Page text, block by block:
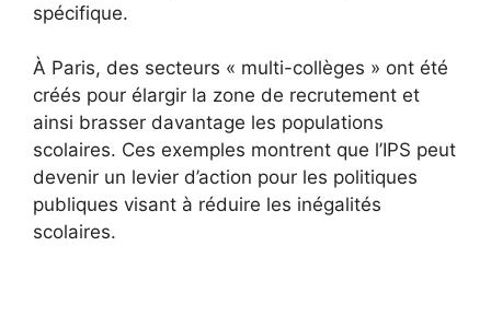
spécifique.
À Paris, des secteurs « multi-collèges » ont été
créés pour élargir la zone de recrutement et
ainsi brasser davantage les populations
scolaires. Ces exemples montrent que l’IPS peut
devenir un levier d’action pour les politiques
publiques visant à réduire les inégalités
scolaires.